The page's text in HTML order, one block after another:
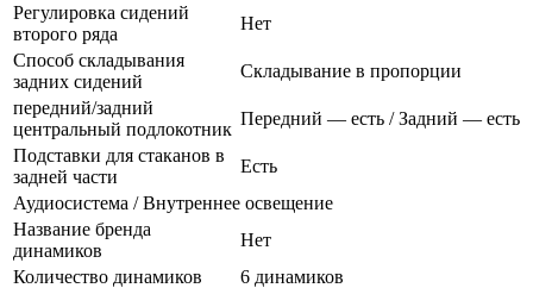
Регулировка сидений
второго ряда
Нет
Способ складывания
задних сидений
Складывание в пропорции
передний/задний
центральный подлокотник
Передний — есть / Задний — есть
Подставки для стаканов в
задней части
Есть
Аудиосистема / Внутреннее освещение
Название бренда
динамиков
Нет
Количество динамиков
6 динамиков